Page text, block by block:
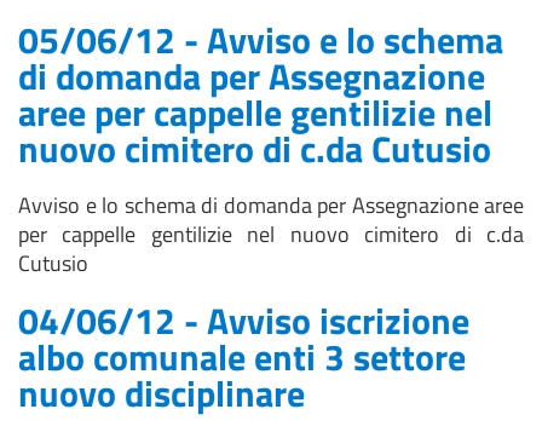
05/06/12 - Avviso e lo schema
di domanda per Assegnazione
aree per cappelle gentilizie nel
nuovo cimitero di c.da Cutusio
Avviso e lo schema di domanda per Assegnazione aree
per cappelle gentilizie nel nuovo cimitero di c.da
Cutusio
04/06/12 - Avviso iscrizione
albo comunale enti 3 settore
nuovo disciplinare